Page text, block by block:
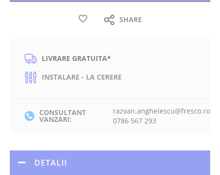
SHARE
LIVRARE GRATUITA*
INSTALARE - LA CERERE
CONSULTANT
VANZARI:
razvan.anghelescu@fresco.ro
0786 567 293
DETALII